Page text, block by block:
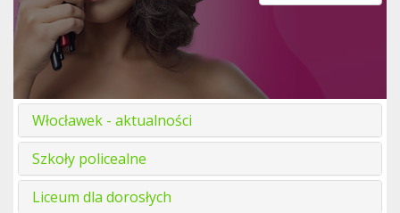
Włocławek - aktualności
Szkoły policealne
Liceum dla dorosłych